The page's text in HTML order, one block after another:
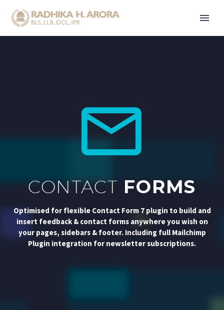


CONTACT FORMS
Optimised for flexible Contact Form 7 plugin to build and
insert feedback & contact forms anywhere you wish on
your pages, sidebars & footer. Including full Mailchimp
Plugin integration for newsletter subscriptions.